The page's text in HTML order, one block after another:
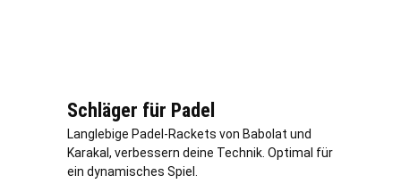
Schläger für Padel
Langlebige Padel-Rackets von Babolat und
Karakal, verbessern deine Technik. Optimal für
ein dynamisches Spiel.